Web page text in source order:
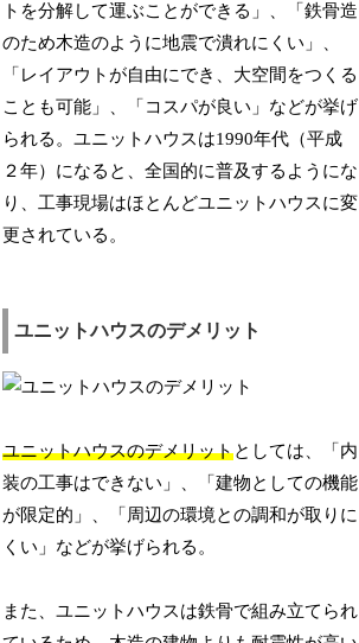
トを分解して運ぶことができる」、「鉄骨造
のため木造のように地震で潰れにくい」、
「レイアウトが自由にでき、大空間をつくる
ことも可能」、「コスパが良い」などが挙げ
られる。ユニットハウスは1990年代（平成
２年）になると、全国的に普及するようにな
り、工事現場はほとんどユニットハウスに変
更されている。
ユニットハウスのデメリット
ユニットハウスのデメリットとしては、「内
装の工事はできない」、「建物としての機能
が限定的」、「周辺の環境との調和が取りに
くい」などが挙げられる。
また、ユニットハウスは鉄骨で組み立てられ